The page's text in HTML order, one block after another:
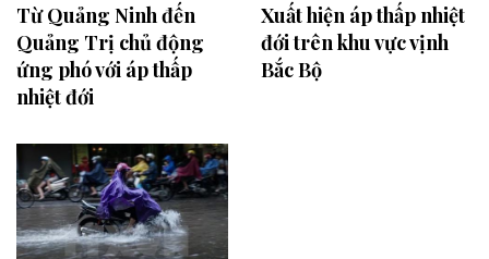
Từ Quảng Ninh đến
Quảng Trị chủ động
ứng phó với áp thấp
nhiệt đới
Xuất hiện áp thấp nhiệt
đới trên khu vực vịnh
Bắc Bộ